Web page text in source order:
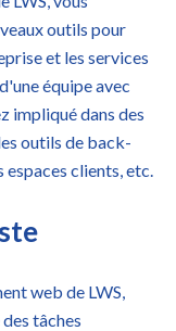
outils pour
et les services
équipe avec
impliqué dans des
outils de back-
clients, etc.
web de LWS,
des tâches